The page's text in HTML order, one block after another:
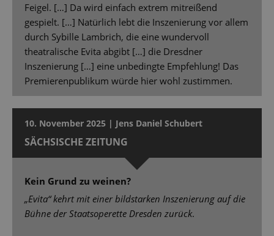
Feigel. […] Da wird einfach extrem mitreißend
gespielt. […] Natürlich lebt die Inszenierung vor allem
durch Sybille Lambrich, die eine wundervoll
theatralische Evita abgibt […] die Dresdner
Inszenierung […] eine unbedingte Empfehlung! Das
Premierenpublikum würde hier wohl zustimmen.
10. November 2025 | Jens Daniel Schubert
SÄCHSISCHE ZEITUNG
Kein Grund zu weinen?
„Evita“ kehrt mit einer bildstarken Inszenierung auf die
Bühne der Staatsoperette Dresden zurück.